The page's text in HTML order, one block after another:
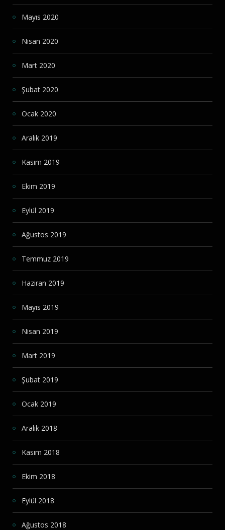
Mayıs 2020
Nisan 2020
Mart 2020
Şubat 2020
Ocak 2020
Aralık 2019
Kasım 2019
Ekim 2019
Eylül 2019
Ağustos 2019
Temmuz 2019
Haziran 2019
Mayıs 2019
Nisan 2019
Mart 2019
Şubat 2019
Ocak 2019
Aralık 2018
Kasım 2018
Ekim 2018
Eylül 2018
Ağustos 2018